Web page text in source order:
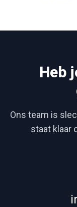
Heb
Ons team is
staat klaar